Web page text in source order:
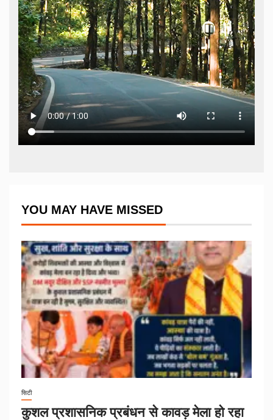
YOU MAY HAVE MISSED
सिटी
कुशल प्रशासनिक प्रबंधन से कावड़ मेला हो रहा